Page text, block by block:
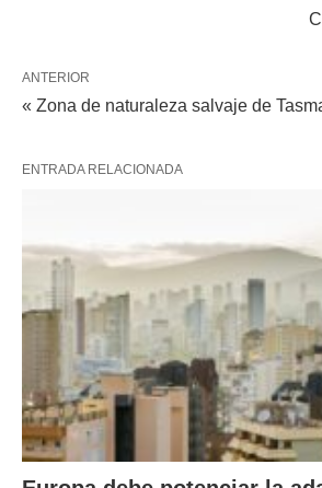
ANTERIOR
« Zona de naturaleza salvaje de
ENTRADA RELACIONADA